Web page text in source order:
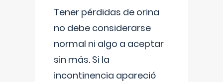
Tener pérdidas de orina
no debe considerarse
normal ni algo a aceptar
sin más. Si la
incontinencia apareció